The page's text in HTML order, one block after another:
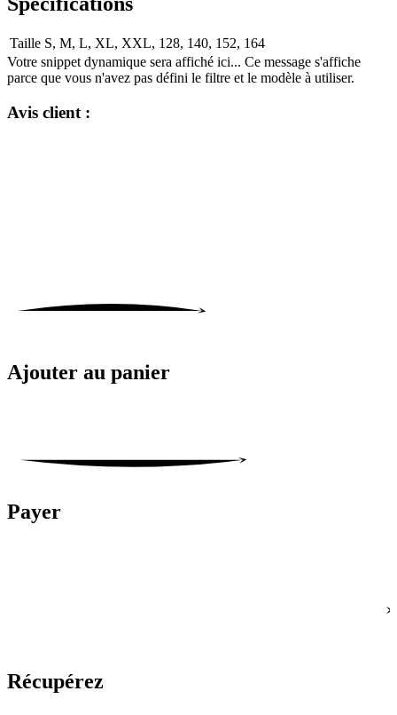
Taille S, M, L, XL, XXL, 128, 140, 152, 164
Votre snippet dynamique sera affiché ici... Ce message s'affiche
parce que vous n'avez pas défini le filtre et le modèle à utiliser.
Avis client :
Ajouter au panier
Payer
Récupérez